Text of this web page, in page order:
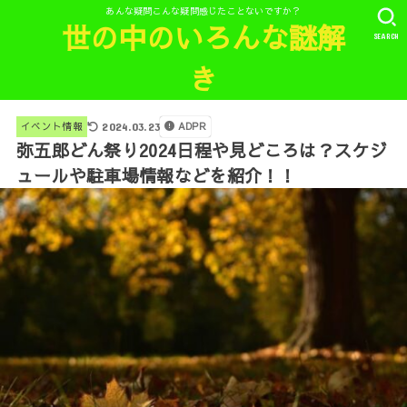
あんな疑問こんな疑問感じたことないですか？
世の中のいろんな謎解
き
SEARCH
イベント情報 2024.03.23 ADPR
弥五郎どん祭り2024日程や見どころは？スケジ
ュールや駐車場情報などを紹介！！